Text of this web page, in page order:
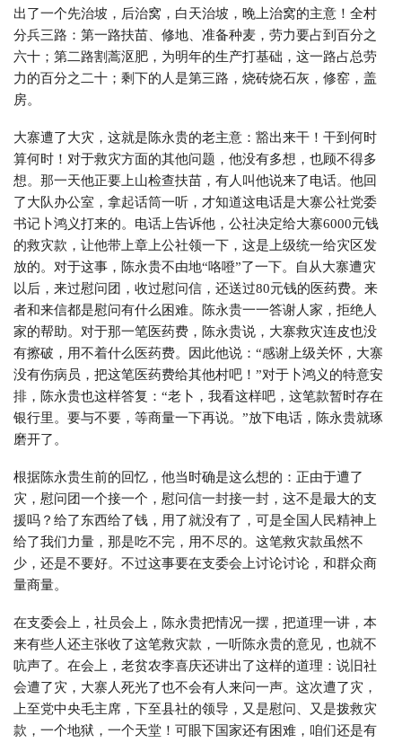
出了一个先治坡，后治窝，白天治坡，晚上治窝的主意！全村
分兵三路：第一路扶苗、修地、准备种麦，劳力要占到百分之
六十；第二路割蒿沤肥，为明年的生产打基础，这一路占总劳
力的百分之二十；剩下的人是第三路，烧砖烧石灰，修窑，盖
房。
大寨遭了大灾，这就是陈永贵的老主意：豁出来干！干到何时
算何时！对于救灾方面的其他问题，他没有多想，也顾不得多
想。那一天他正要上山检查扶苗，有人叫他说来了电话。他回
了大队办公室，拿起话筒一听，才知道这电话是大寨公社党委
书记卜鸿义打来的。电话上告诉他，公社决定给大寨6000元钱
的救灾款，让他带上章上公社领一下，这是上级统一给灾区发
放的。对于这事，陈永贵不由地“咯噔”了一下。自从大寨遭灾
以后，来过慰问团，收过慰问信，还送过80元钱的医药费。来
者和来信都是慰问有什么困难。陈永贵一一答谢人家，拒绝人
家的帮助。对于那一笔医药费，陈永贵说，大寨救灾连皮也没
有擦破，用不着什么医药费。因此他说：“感谢上级关怀，大寨
没有伤病员，把这笔医药费给其他村吧！”对于卜鸿义的特意安
排，陈永贵也这样答复：“老卜，我看这样吧，这笔款暂时存在
银行里。要与不要，等商量一下再说。”放下电话，陈永贵就琢
磨开了。
根据陈永贵生前的回忆，他当时确是这么想的：正由于遭了
灾，慰问团一个接一个，慰问信一封接一封，这不是最大的支
援吗？给了东西给了钱，用了就没有了，可是全国人民精神上
给了我们力量，那是吃不完，用不尽的。这笔救灾款虽然不
少，还是不要好。不过这事要在支委会上讨论讨论，和群众商
量商量。
在支委会上，社员会上，陈永贵把情况一摆，把道理一讲，本
来有些人还主张收了这笔救灾款，一听陈永贵的意见，也就不
吭声了。在会上，老贫农李喜庆还讲出了这样的道理：说旧社
会遭了灾，大寨人死光了也不会有人来问一声。这次遭了灾，
上至党中央毛主席，下至县社的领导，又是慰问、又是拨救灾
款，一个地狱，一个天堂！可眼下国家还有困难，咱们还是有